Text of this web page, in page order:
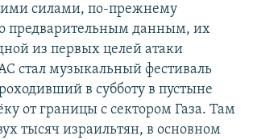
силами, по-прежнему
предварительным данным, их
из первых целей атаки
стал музыкальный фестиваль
в субботу в пустыне
от границы с сектором Газа. Там
тысяч израильтян, в основном